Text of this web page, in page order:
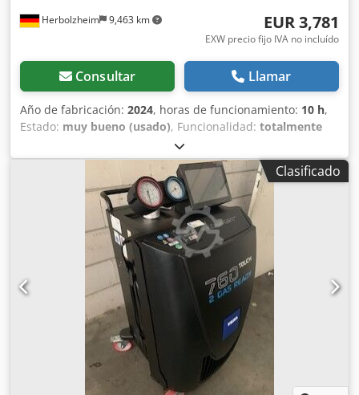
Herbolzheim 9,463 km EUR 3,781
EXW precio fijo IVA no incluído
Consultar Llamar
Año de fabricación: 2024, horas de funcionamiento: 10 h,
Estado: muy bueno (usado), Funcionalidad: totalmente
, capacidad de carga:
máquina/vehículo:0000, Viga transversal de aluminio ATV-
Q con 4 ganchos de carga giratorios, ajustable. Viga en
forma de H, ligera, fabricada en aluminio. Capacidad de
carga: 3.000 [kg]. Modelo ATV-Q-3-3x3, marca Tiger
Hebezeuge. La viga se ha utilizado muy poco y se ha
cargado con un máximo de 500 kg. Presenta solo mínimos
signos de uso. Véase las fotos. Comprada en junio de 2024.
El precio nuevo es de 6.100,00 € más 19 % de IVA y gastos
de envío (aprox. 380 €). Se vende porque ya no se necesita.
Si tiene alguna pregunta, no dude en ponerse en contacto.
Descripción según el fabricante: Viga transversal de
aluminio con 4 ganchos de carga giratorios. Vigas en forma
de H, fabricadas en aluminio. Características del producto:
Modelo: ATV-Q-3-3x3 Capacidad de carga: 3.000 [kg]
Clasificado